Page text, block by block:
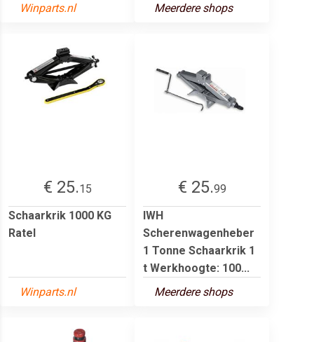
Winparts.nl Meerdere shops
€ 25.15
Schaarkrik 1000 KG
Ratel
Winparts.nl
€ 25.99
IWH
Scherenwagenheber
1 Tonne Schaarkrik 1
t Werkhoogte: 100...
Meerdere shops